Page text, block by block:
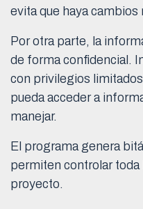
evita que haya cambios
Por otra parte, la
de forma confidencial.
con privilegios
pueda acceder a
manejar.
El programa genera
permiten controlar toda
proyecto.